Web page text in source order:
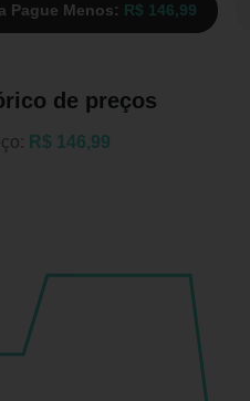
Pague Menos: R$ 146,99
de preços
R$ 146,99